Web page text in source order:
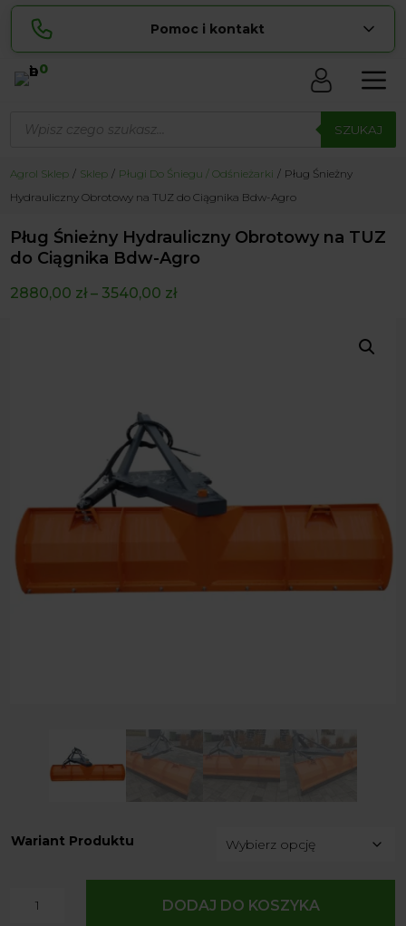
Pomoc i kontakt
Lucyna
pokaż numer
534 853 ... pokaż numer
biuro@ ... pokaż e-mail
0
produktów SZUKAJ
Agrol Sklep Sklep Pługi Do Śniegu / Odśnieżarki
Pług Śnieżny
Hydrauliczny Obrotowy na TUZ do Ciągnika Bdw-Agro
Pług Śnieżny Hydrauliczny Obrotowy na TUZ
do Ciągnika Bdw-Agro
2880,00 zł– 3540,00 zł
Wariant Produktu
DODAJ DO KOSZYKA